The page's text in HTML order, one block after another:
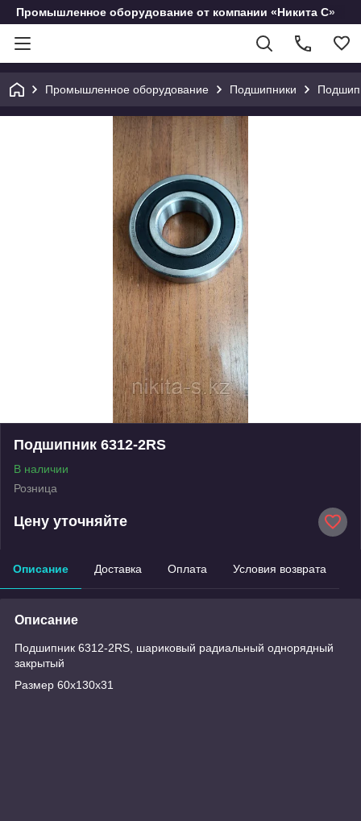
Промышленное оборудование от компании «Никита С»
Промышленное оборудование Подшипники
Подшипник 6312-2RS
В наличии
Розница
Цену уточняйте
Описание Доставка Оплата Условия возврата
Описание
Подшипник 6312-2RS, шариковый радиальный однорядный
закрытый
Размер 60х130х31